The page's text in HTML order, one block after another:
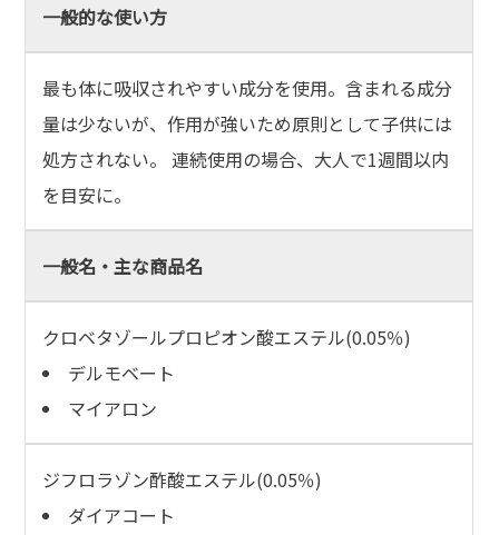
一般的な使い方
最も体に吸収されやすい成分を使用。含まれる成分
量は少ないが、作用が強いため原則として子供には
処方されない。 連続使用の場合、大人で1週間以内
を目安に。
一般名・主な商品名
クロベタゾールプロピオン酸エステル(0.05％)
デルモベート
マイアロン
ジフロラゾン酢酸エステル(0.05％)
ダイアコート